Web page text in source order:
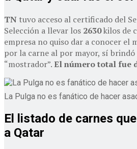
TN tuvo acceso al certificado del
Selección a llevar los 2630kilos de
empresa no quiso dar a conocer el
por la carne al por mayor, sí
“mostrador”.El número total fue
La Pulga no es fanático de hacer
El listado de carnes
a Qatar